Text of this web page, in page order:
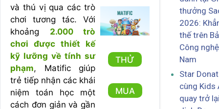
và thú vị qua các trò
chơi tương tác. Với
khoảng 2.000 trò
chơi được thiết kế
kỹ lưỡng về tính sư
phạm, Matific giúp
trẻ tiếp nhận các khái
niệm toán học một
cách đơn giản và gần
THỬ
MUA
thưởng
2026:
thế trên
Công
Nam
Star
cùng Kids
quay trở